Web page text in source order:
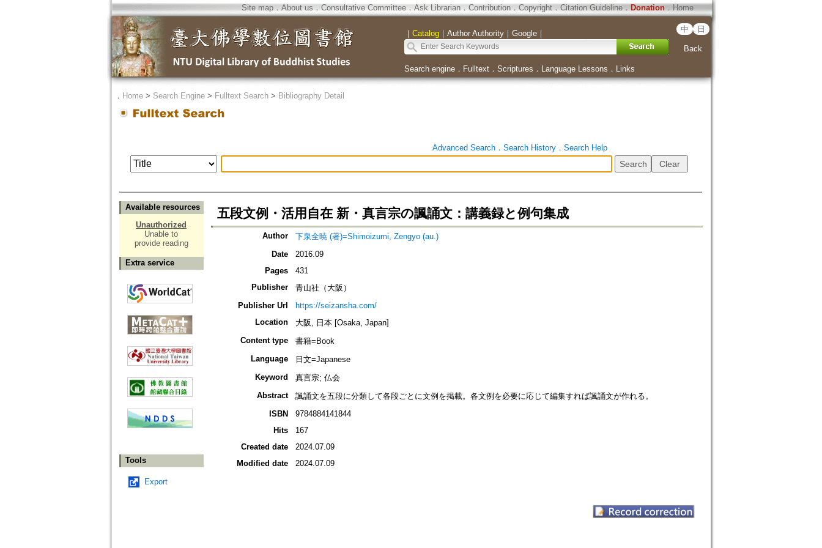
Site map．About us ． Consultative Committee． Ask Librarian． Contribution．Copyright．Citation Guideline． Donation．Home
｜ Catalog｜ Author Authority｜ Google｜ 中 日
Back
Search engine． Fulltext． Scriptures ． Language Lessons ． Links
． Home> Search Engine> Fulltext Search> Bibliography Detail
Advanced Search． Search History． Search Help
Available resources
Unauthorized
Unable to
provide reading
Extra service
Tools
Export
五段文例・活用自在 新・真言宗の諷誦文：講義録と例句集成
Author
下泉全暁 (著)=Shimoizumi, Zengyo (au.)
Date
2016.09
Pages
431
Publisher
青山社（大阪）
Publisher Url
https://seizansha.com/
Location
大阪, 日本 [Osaka, Japan]
Content type
書籍=Book
Language
日文=Japanese
Keyword
真言宗; 仏会
Abstract
諷誦文を五段に分類して各段ごとに文例を掲載。各文例を必要に応じて編集すれば諷誦文が作れる。
ISBN
9784884141844
Hits
167
Created date
2024.07.09
Modified date
2024.07.09